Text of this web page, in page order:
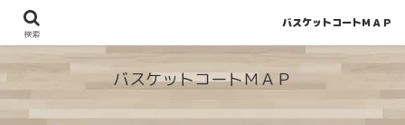
地図から探せる！穴場が見つかるバスケットコート情報
バスケットコートＭＡＰ
検索
バスケットコートＭＡＰ